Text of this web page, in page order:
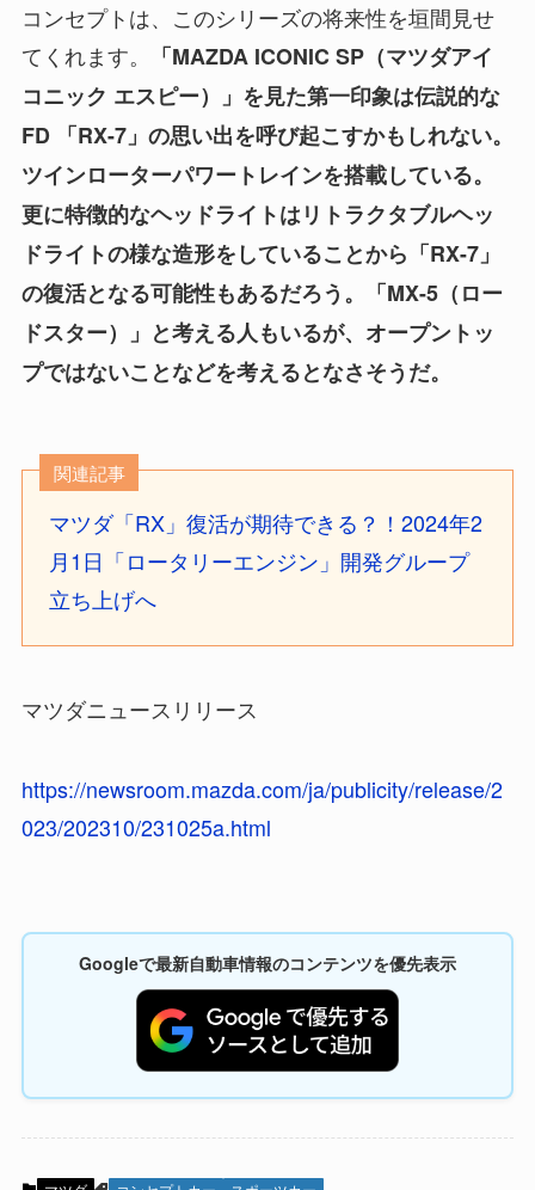
コンセプトは、このシリーズの将来性を垣間見せ
てくれます。
「MAZDA ICONIC SP（マツダアイ
コニック エスピー）」を見た第一印象は伝説的な
FD 「RX-7」の思い出を呼び起こすかもしれない。
ツインローターパワートレインを搭載している。
更に特徴的なヘッドライトはリトラクタブルヘッ
ドライトの様な造形をしていることから「RX-7」
の復活となる可能性もあるだろう。「MX-5（ロー
ドスター）」と考える人もいるが、オープントッ
プではないことなどを考えるとなさそうだ。
関連記事
マツダ「RX」復活が期待できる？！2024年2
月1日「ロータリーエンジン」開発グループ
立ち上げへ
マツダニュースリリース
https://newsroom.mazda.com/ja/publicity/release/2
023/202310/231025a.html
Googleで最新自動車情報のコンテンツを優先表示